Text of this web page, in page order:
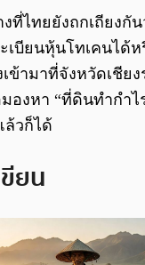
ที่ไทยยังถกเถียงกั
เบียนหุ้นโทเคนได้
ข้ามาที่จังหวัดเชีย
องหา “ที่ดินทำกำ
ล้วก็ได้
ยน